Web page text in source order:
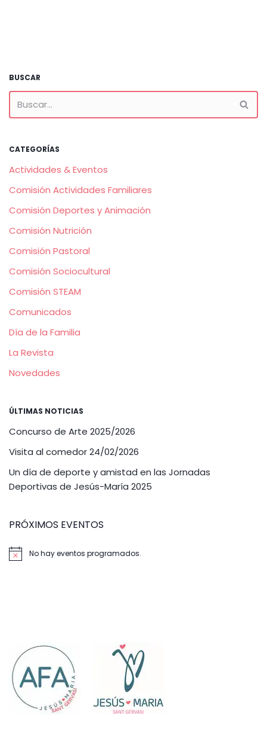
BUSCAR
CATEGORÍAS
Actividades & Eventos
Comisión Actividades Familiares
Comisión Deportes y Animación
Comisión Nutrición
Comisión Pastoral
Comisión Sociocultural
Comisión STEAM
Comunicados
Día de la Familia
La Revista
Novedades
ÚLTIMAS NOTICIAS
Concurso de Arte 2025/2026
Visita al comedor 24/02/2026
Un día de deporte y amistad en las Jornadas
Deportivas de Jesús-María 2025
PRÓXIMOS EVENTOS
Aviso No hay eventos programados.